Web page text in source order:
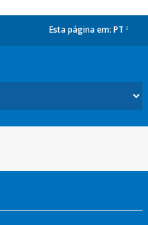
Esta página em: PT